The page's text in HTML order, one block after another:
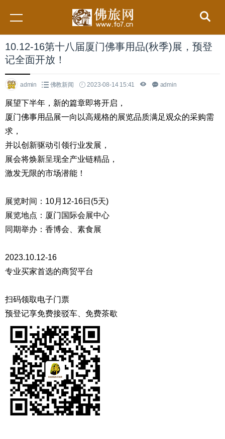
10.12-16第十八届厦门佛事用品(秋季)展，预登
记全面开放！
admin 佛教新闻 2023-08-14 15:41 admin
展望下半年，新的篇章即将开启，
厦门佛事用品展一向以高规格的展览品质满足观众的采购需
求，
并以创新驱动引领行业发展，
展会将焕新呈现全产业链精品，
激发无限的市场潜能！
展览时间：10月12-16日(5天)
展览地点：厦门国际会展中心
同期举办：香博会、素食展
2023.10.12-16
专业买家首选的商贸平台
扫码领取电子门票
预登记享免费接驳车、免费茶歇